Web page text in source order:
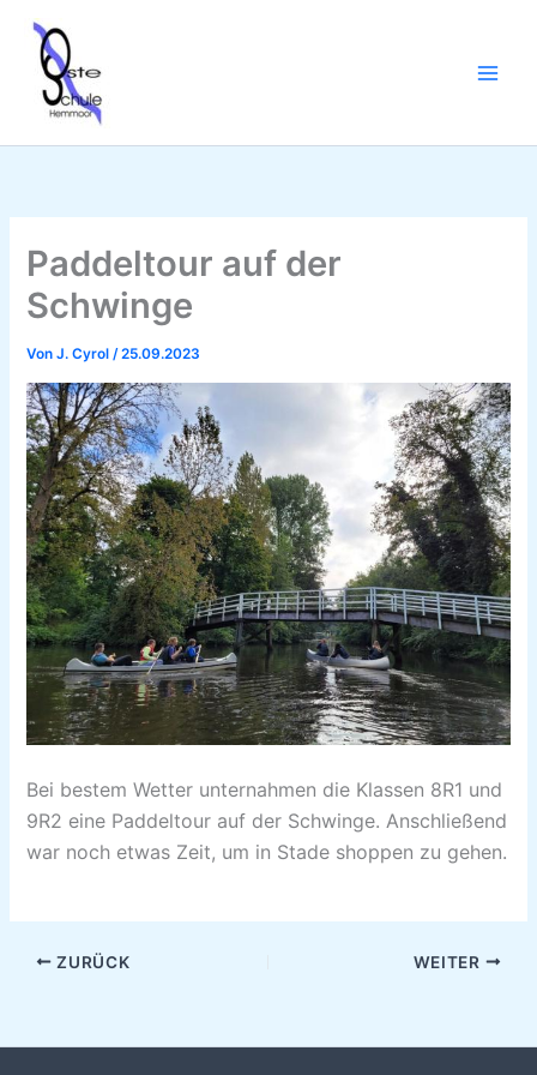
Inhalt
springen
Paddeltour auf der
Schwinge
VonJ. Cyrol/25.09.2023
Bei bestem Wetter unternahmen die Klassen 8R1 und
9R2 eine Paddeltour auf der Schwinge. Anschließend
war noch etwas Zeit, um in Stade shoppen zu gehen.
ZURÜCK WEITER